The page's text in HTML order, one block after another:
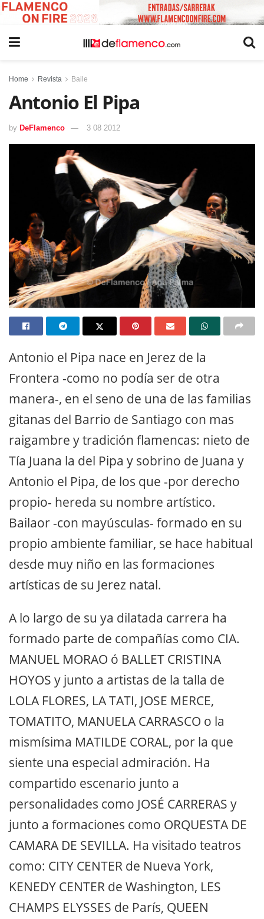
Home Revista Baile
Antonio El Pipa
by DeFlamenco 3 08 2012
Antonio el Pipa nace en Jerez de la
Frontera -como no podía ser de otra
manera-, en el seno de una de las familias
gitanas del Barrio de Santiago con mas
raigambre y tradición flamencas: nieto de
Tía Juana la del Pipa y sobrino de Juana y
Antonio el Pipa, de los que -por derecho
propio- hereda su nombre artístico.
Bailaor -con mayúsculas- formado en su
propio ambiente familiar, se hace habitual
desde muy niño en las formaciones
artísticas de su Jerez natal.
A lo largo de su ya dilatada carrera ha
formado parte de compañías como CIA.
MANUEL MORAO ó BALLET CRISTINA
HOYOS y junto a artistas de la talla de
LOLA FLORES, LA TATI, JOSE MERCE,
TOMATITO, MANUELA CARRASCO o la
mismísima MATILDE CORAL, por la que
siente una especial admiración. Ha
compartido escenario junto a
personalidades como JOSÉ CARRERAS y
junto a formaciones como ORQUESTA DE
CAMARA DE SEVILLA. Ha visitado teatros
como: CITY CENTER de Nueva York,
KENEDY CENTER de Washington, LES
CHAMPS ELYSSES de París, QUEEN